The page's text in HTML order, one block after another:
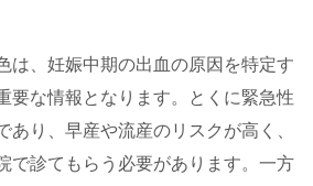
は、妊娠中期の出血の原因を特定す
要な情報となります。とくに緊急性
あり、早産や流産のリスクが高く、
で診てもらう必要があります。一方